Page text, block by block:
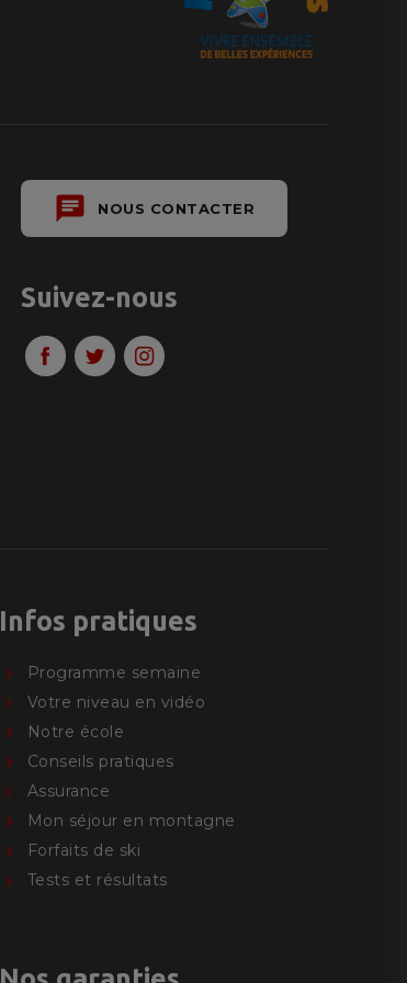
chat NOUS CONTACTER
Suivez-nous
Infos pratiques
Programme semaine
Votre niveau en vidéo
Notre école
Conseils pratiques
Assurance
Mon séjour en montagne
Forfaits de ski
Tests et résultats